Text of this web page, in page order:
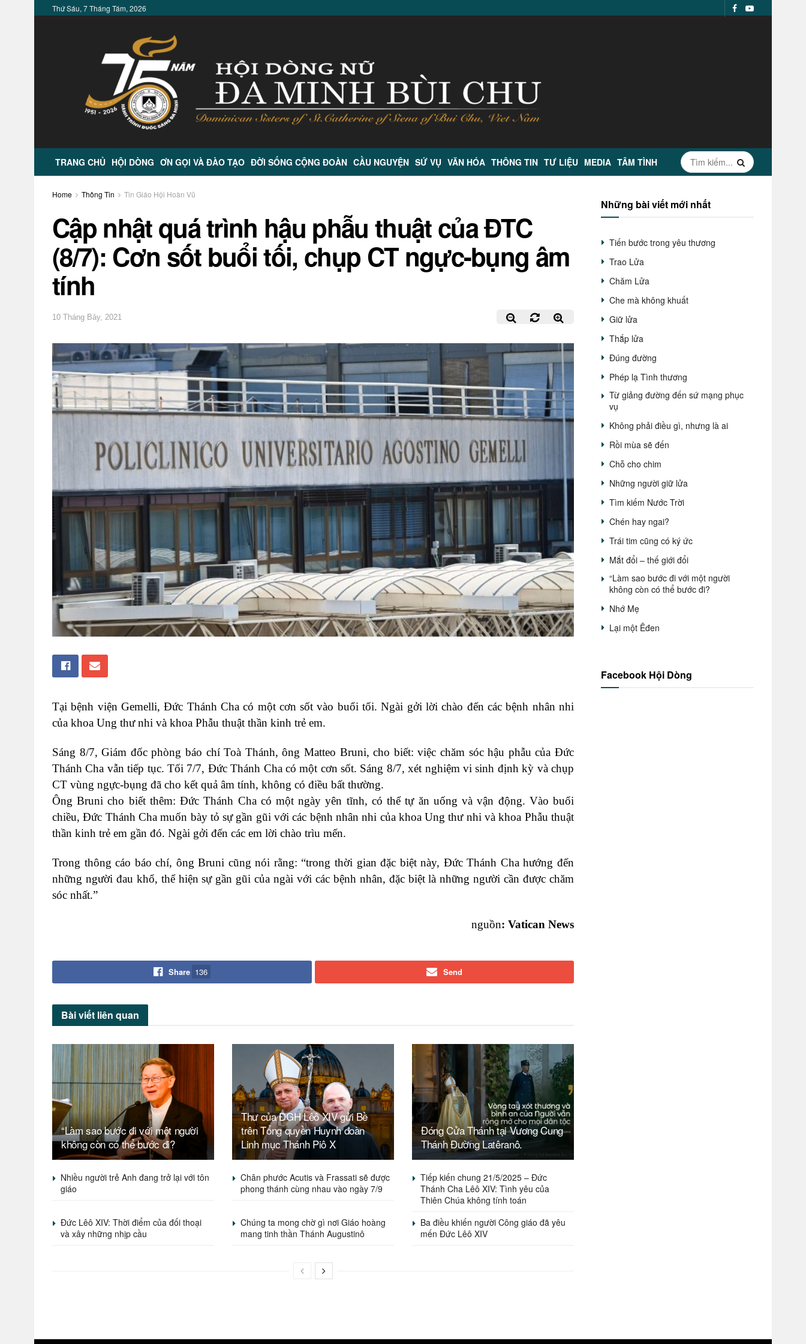
Thứ Sáu, 7 Tháng Tám, 2026
TRANG CHỦ HỘI DÒNG ƠN GỌI VÀ ĐÀO TẠO ĐỜI SỐNG CỘNG ĐOÀN CẦU NGUYỆN SỨ VỤ VĂN HÓA THÔNG TIN TƯ LIỆU MEDIA TÂM TÌNH
Home Thông Tin Tin Giáo Hội Hoàn Vũ
Cập nhật quá trình hậu phẫu thuật của ĐTC
(8/7): Cơn sốt buổi tối, chụp CT ngực-bụng âm
tính
10 Tháng Bảy, 2021
Tại bệnh viện Gemelli, Đức Thánh Cha có một cơn sốt vào buổi tối. Ngài gởi lời chào đến các bệnh nhân nhi
của khoa Ung thư nhi và khoa Phẫu thuật thần kinh trẻ em.
Sáng 8/7, Giám đốc phòng báo chí Toà Thánh, ông Matteo Bruni, cho biết: việc chăm sóc hậu phẫu của Đức
Thánh Cha vẫn tiếp tục. Tối 7/7, Đức Thánh Cha có một cơn sốt. Sáng 8/7, xét nghiệm vi sinh định kỳ và chụp
CT vùng ngực-bụng đã cho kết quả âm tính, không có điều bất thường.
Ông Bruni cho biết thêm: Đức Thánh Cha có một ngày yên tĩnh, có thể tự ăn uống và vận động. Vào buổi
chiều, Đức Thánh Cha muốn bày tỏ sự gần gũi với các bệnh nhân nhi của khoa Ung thư nhi và khoa Phẫu thuật
thần kinh trẻ em gần đó. Ngài gởi đến các em lời chào trìu mến.
Trong thông cáo báo chí, ông Bruni cũng nói rằng: “trong thời gian đặc biệt này, Đức Thánh Cha hướng đến
những người đau khổ, thể hiện sự gần gũi của ngài với các bệnh nhân, đặc biệt là những người cần được chăm
sóc nhất.”
nguồn: Vatican News
Share 136 Send
Bài viết liên quan
“Làm sao bước đi với một người
không còn có thể bước đi?
Thư của ĐGH Lêô XIV gửi Bề
trên Tổng quyền Huynh đoàn
Linh mục Thánh Piô X
Đóng Cửa Thánh tại Vương Cung
Thánh Đường Latêranô.
Nhiều người trẻ Anh đang trở lại với tôn
giáo
Chân phước Acutis và Frassati sẽ được
phong thánh cùng nhau vào ngày 7/9
Tiếp kiến chung 21/5/2025 – Đức
Thánh Cha Lêô XIV: Tình yêu của
Thiên Chúa không tính toán
Đức Lêô XIV: Thời điểm của đối thoại
và xây những nhịp cầu
Chúng ta mong chờ gì nơi Giáo hoàng
mang tinh thần Thánh Augustinô
Ba điều khiến người Công giáo đã yêu
mến Đức Lêô XIV
Những bài viết mới nhất
Tiến bước trong yêu thương
Trao Lửa
Chăm Lửa
Che mà không khuất
Giữ lửa
Thắp lửa
Đúng đường
Phép lạ Tình thương
Từ giảng đường đến sứ mạng phục
vụ
Không phải điều gì, nhưng là ai
Rồi mùa sẽ đến
Chỗ cho chim
Những người giữ lửa
Tìm kiếm Nước Trời
Chén hay ngai?
Trái tim cũng có ký ức
Mắt đổi – thế giới đổi
“Làm sao bước đi với một người
không còn có thể bước đi?
Nhớ Mẹ
Lại một Êđen
Facebook Hội Dòng